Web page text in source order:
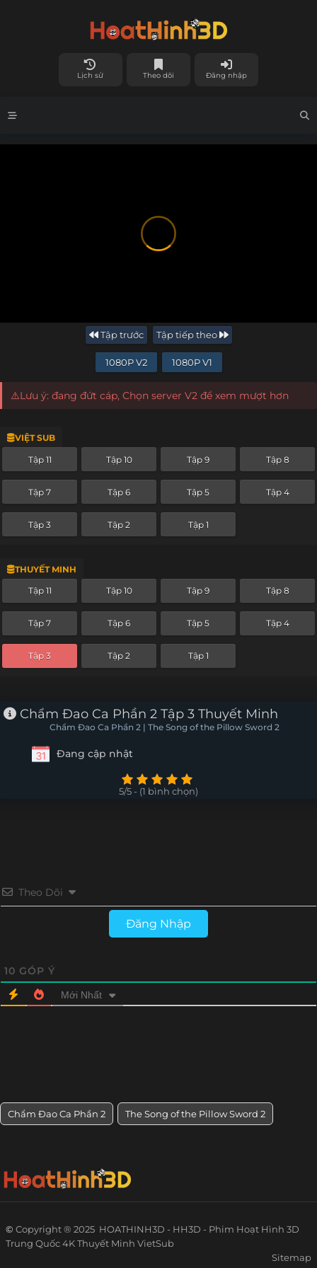
Lịch sử Theo dõi Đăng nhập
Tập trước Tập tiếp theo
1080P V2 1080P V1
⚠️Lưu ý: đang đứt cáp, Chọn server V2 để xem mượt hơn
VIỆT SUB
Tập 11 Tập 10 Tập 9 Tập 8
Tập 7 Tập 6 Tập 5 Tập 4
Tập 3 Tập 2 Tập 1
THUYẾT MINH
Tập 11 Tập 10 Tập 9 Tập 8
Tập 7 Tập 6 Tập 5 Tập 4
Tập 3 Tập 2 Tập 1
Chẩm Đao Ca Phần 2 Tập 3 Thuyết Minh
Chẩm Đao Ca Phần 2 | The Song of the Pillow Sword 2
Đang cập nhật
5/5 - (1 bình chọn)
Theo Dõi
Đăng Nhập
10 GÓP Ý
Mới Nhất
Chẩm Đao Ca Phần 2 The Song of the Pillow Sword 2
© Copyright ® 2025 HOATHINH3D - HH3D - Phim Hoạt Hình 3D
Trung Quốc 4K Thuyết Minh VietSub
Sitemap